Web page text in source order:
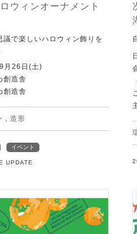
ウィンオーナメント
議で楽しいハロウィン飾りを
月26日(土)
創造舎
創造舎
造形
イベント
UPDATE